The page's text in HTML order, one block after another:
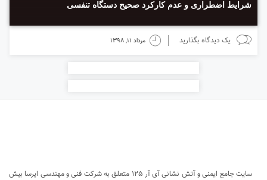
شرایط اضطراری و عدم کارکرد صحیح دستگاه تنفسی
chats یک دیدگاه بگذارید time مرداد 11, 1398
سایت جامع ایمنی و آتش نشانی آی آر 125 متعلق به شرکت فنی و مهندسی ایرسا بیش